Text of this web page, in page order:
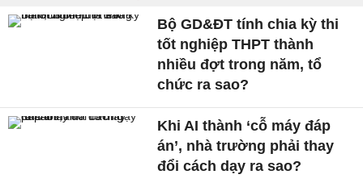
Bộ GD&ĐT tính chia kỳ thi
tốt nghiệp THPT thành
nhiều đợt trong năm, tổ
chức ra sao?
Khi AI thành ‘cỗ máy đáp
án’, nhà trường phải thay
đổi cách dạy ra sao?